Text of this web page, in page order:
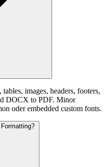
images, headers, footers,
DOCX to PDF. Minor
oder embedded custom fonts.